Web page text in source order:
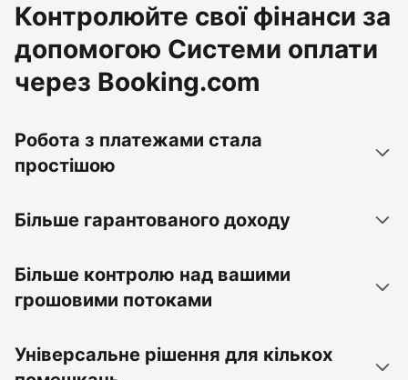
Контролюйте свої фінанси за
допомогою Системи оплати
через Booking.com
Робота з платежами стала
простішою
Більше гарантованого доходу
Більше контролю над вашими
грошовими потоками
Універсальне рішення для кількох